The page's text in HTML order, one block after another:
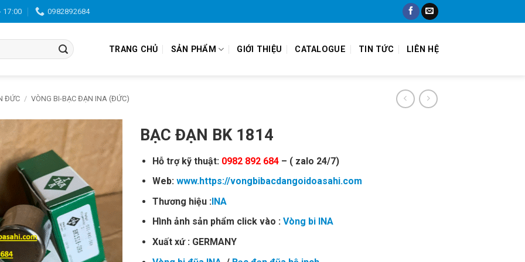
17:00 0982892684
TRANG CHỦ SẢN PHẨM GIỚI THIỆU CATALOGUE TIN TỨC LIÊN HỆ
ĐỨC / VÒNG BI-BẠC ĐẠN INA (ĐỨC)
BẠC ĐẠN BK 1814
Hỗ trợ kỹ thuật: 0982 892 684 – ( zalo 24/7)
Web: www.https://vongbibacdangoidoasahi.com
Thương hiệu :INA
Hình ảnh sản phẩm click vào : Vòng bi INA
Xuất xứ : GERMANY